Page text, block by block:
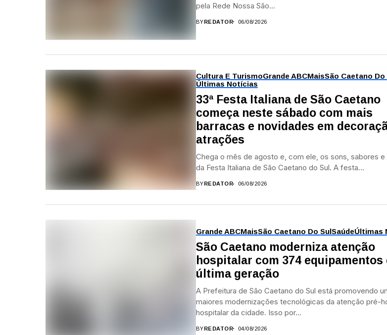
pela Rede Nossa São...
BYREDATOR 06/08/2026
Cultura E TurismoGrande ABCMaisSão Caetano Do
Últimas Notícias
33ª Festa Italiana de São Caetano
começa neste sábado com mais
barracas e novidades em
atrações
Chega o mês de agosto e, com ele, os sons, sabores e
da Festa Italiana de São Caetano do Sul. A festa...
BYREDATOR 06/08/2026
Grande ABCMaisSão Caetano Do SulSaúdeÚltimas
São Caetano moderniza atenção
hospitalar com 374 equipamentos
última geração
A Prefeitura de São Caetano do Sul está promovendo
maiores modernizações tecnológicas da atenção pré-
hospitalar da cidade. Isso por...
BYREDATOR 04/08/2026